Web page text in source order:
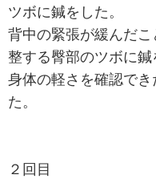
ツボに鍼をした。
背中の緊張が緩んだ
整する臀部のツボに鍼
身体の軽さを確認で
た。
２回目